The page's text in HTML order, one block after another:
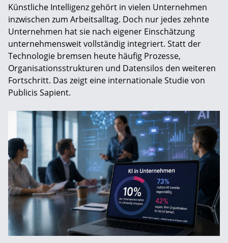
Künstliche Intelligenz gehört in vielen Unternehmen
inzwischen zum Arbeitsalltag. Doch nur jedes zehnte
Unternehmen hat sie nach eigener Einschätzung
unternehmensweit vollständig integriert. Statt der
Technologie bremsen heute häufig Prozesse,
Organisationsstrukturen und Datensilos den weiteren
Fortschritt. Das zeigt eine internationale Studie von
Publicis Sapient.